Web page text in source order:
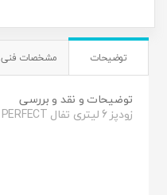
توضیحات مشخصات فنی
توضيحات و نقد و بررسی
زودپز 6 لیتری تفال TEFAL CLIPSO MINUT PERFECT